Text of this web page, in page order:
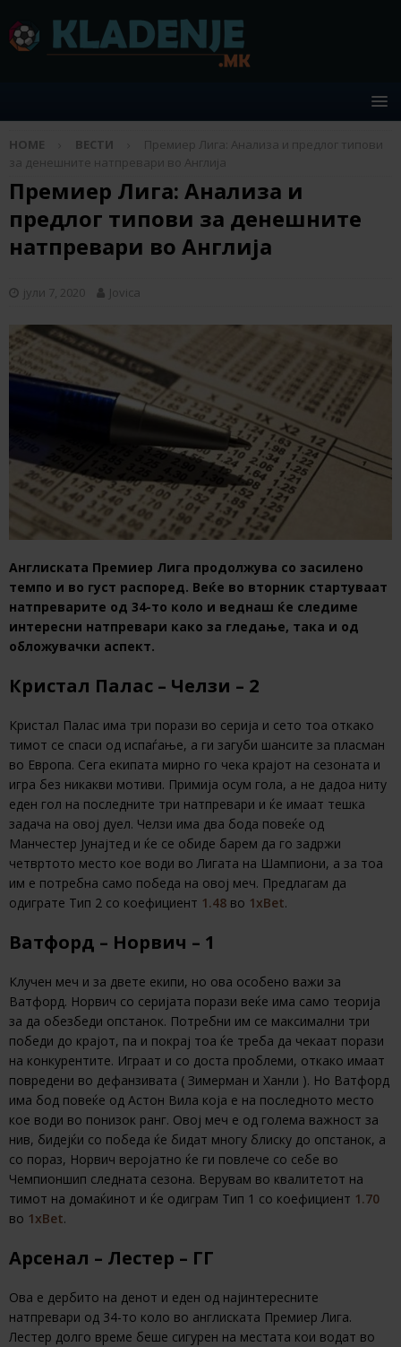
HOME ВЕСТИ
Премиер Лига: Анализа и предлог типови
за денешните натпревари во Англија
Премиер Лига: Анализа и
предлог типови за денешните
натпревари во Англија
јули 7, 2020 Jovica
Англиската Премиер Лига продолжува со засилено
темпо и во густ распоред. Веќе во вторник стартуваат
натпреварите од 34-то коло и веднаш ќе следиме
интересни натпревари како за гледање, така и од
обложувачки аспект.
Кристал Палас – Челзи – 2
Кристал Палас има три порази во серија и сето тоа откако
тимот се спаси од испаѓање, а ги загуби шансите за пласман
во Европа. Сега екипата мирно го чека крајот на сезоната и
игра без никакви мотиви. Примија осум гола, а не дадоа ниту
еден гол на последните три натпревари и ќе имаат тешка
задача на овој дуел. Челзи има два бода повеќе од
Манчестер Јунајтед и ќе се обиде барем да го задржи
четвртото место кое води во Лигата на Шампиони, а за тоа
им е потребна само победа на овој меч. Предлагам да
одиграте Тип 2 со коефициент 1.48 во 1хBet.
Ватфорд – Норвич – 1
Клучен меч и за двете екипи, но ова особено важи за
Ватфорд. Норвич со серијата порази веќе има само теорија
за да обезбеди опстанок. Потребни им се максимални три
победи до крајот, па и покрај тоа ќе треба да чекаат порази
на конкурентите. Играат и со доста проблеми, откако имаат
повредени во дефанзивата ( Зимерман и Ханли ). Но Ватфорд
има бод повеќе од Астон Вила која е на последното место
кое води во понизок ранг. Овој меч е од голема важност за
нив, бидејќи со победа ќе бидат многу блиску до опстанок, а
со пораз, Норвич веројатно ќе ги повлече со себе во
Чемпионшип следната сезона. Верувам во квалитетот на
тимот на домаќинот и ќе одиграм Тип 1 со коефициент 1.70
во 1хBet.
Арсенал – Лестер – ГГ
Ова е дербито на денот и еден од најинтересните
натпревари од 34-то коло во англиската Премиер Лига.
Лестер долго време беше сигурен на местата кои водат во